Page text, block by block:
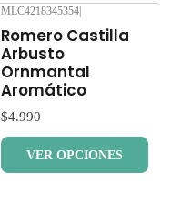
MLC4218345354|
Romero Castilla
Arbusto
Ornmantal
Aromático
$4.990
VER OPCIONES